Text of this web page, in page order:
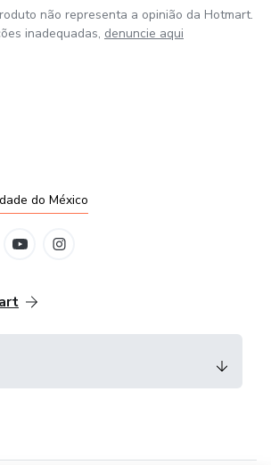
não representa a opinião da Hotmart.
inadequadas, denuncie aqui
do México